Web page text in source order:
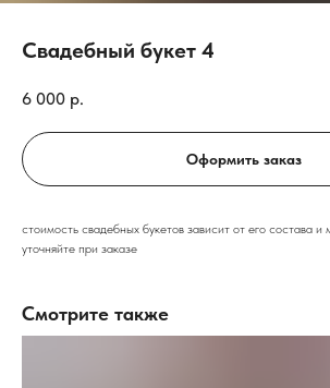
Свадебный букет 4
6 000 р.
Оформить заказ
стоимость свадебных букетов зависит от его состава и
уточняйте при заказе
Смотрите также